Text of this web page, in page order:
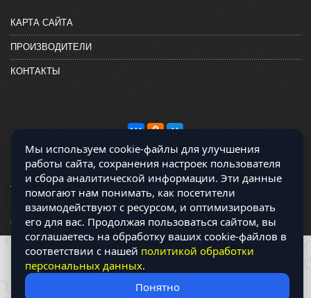
КАРТА САЙТА
ПРОИЗВОДИТЕЛИ
КОНТАКТЫ
Магазин работает на OCLite Комплект-А - радиодетали и электронные
компоненты © 2026
Мы используем cookie-файлы для улучшения
работы сайта, сохранения настроек пользователя
и сбора аналитической информации. Эти данные
помогают нам понимать, как посетители
взаимодействуют с ресурсом, и оптимизировать
его для вас. Продолжая пользоваться сайтом, вы
соглашаетесь на обработку ваших cookie-файлов в
соответствии с нашей политикой обработки
персональных данных.
Понятно